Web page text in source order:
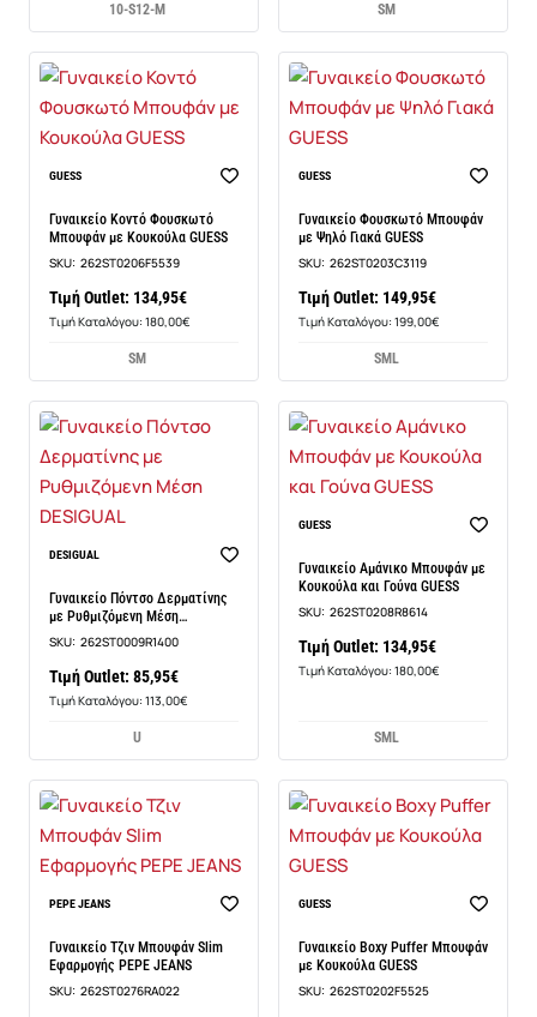
10-S12-M SM
Νέο
GUESS
Γυναικείο Κοντό Φουσκωτό
Μπουφάν με Κουκούλα GUESS
SKU: 262ST0206F5539
Τιμή Outlet: 134,95€
Τιμή Καταλόγου: 180,00€
SM
Νέο
GUESS
Γυναικείο Φουσκωτό Μπουφάν
με Ψηλό Γιακά GUESS
SKU: 262ST0203C3119
Τιμή Outlet: 149,95€
Τιμή Καταλόγου: 199,00€
SM L
Νέο
DESIGUAL
Γυναικείο Πόντσο Δερματίνης
με Ρυθμιζόμενη Μέση
DESIGUAL
SKU: 262ST0009R1400
Τιμή Outlet: 85,95€
Τιμή Καταλόγου: 113,00€
U
Νέο
GUESS
Γυναικείο Αμάνικο Μπουφάν με
Κουκούλα και Γούνα GUESS
SKU: 262ST0208R8614
Τιμή Outlet: 134,95€
Τιμή Καταλόγου: 180,00€
SM L
Νέο
PEPE JEANS
Γυναικείο Τζιν Μπουφάν Slim
Εφαρμογής PEPE JEANS
SKU: 262ST0276RA022
Νέο
GUESS
Γυναικείο Boxy Puffer Μπουφάν
με Κουκούλα GUESS
SKU: 262ST0202F5525